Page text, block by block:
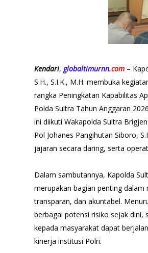
Kendari, globaltimurnn.com –
S.H., S.I.K., M.H. membuka
rangka Peningkatan Kapabilitas
Polda Sultra Tahun Anggaran
ini diikuti Wakapolda Sultra
Pol Johanes Pangihutan Siboro,
jajaran secara daring, serta
Dalam sambutannya, Kapolda
merupakan bagian penting
transparan, dan akuntabel.
berbagai potensi risiko sejak dini,
kepada masyarakat dapat
kinerja institusi Polri.